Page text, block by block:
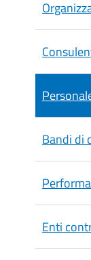
Bandi di
Enti